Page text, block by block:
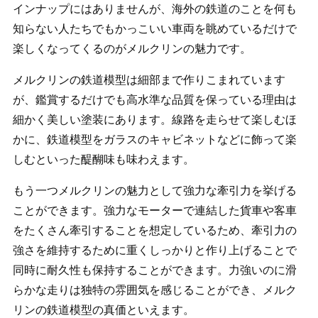
インナップにはありませんが、海外の鉄道のことを何も
知らない人たちでもかっこいい車両を眺めているだけで
楽しくなってくるのがメルクリンの魅力です。
メルクリンの鉄道模型は細部まで作りこまれています
が、鑑賞するだけでも高水準な品質を保っている理由は
細かく美しい塗装にあります。線路を走らせて楽しむほ
かに、鉄道模型をガラスのキャビネットなどに飾って楽
しむといった醍醐味も味わえます。
もう一つメルクリンの魅力として強力な牽引力を挙げる
ことができます。強力なモーターで連結した貨車や客車
をたくさん牽引することを想定しているため、牽引力の
強さを維持するために重くしっかりと作り上げることで
同時に耐久性も保持することができます。力強いのに滑
らかな走りは独特の雰囲気を感じることができ、メルク
リンの鉄道模型の真価といえます。